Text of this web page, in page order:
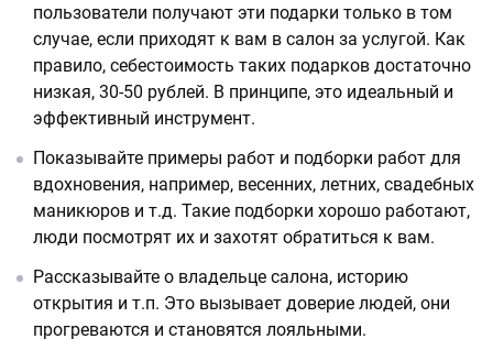
пользователи получают эти подарки только в том
случае, если приходят к вам в салон за услугой. Как
правило, себестоимость таких подарков достаточно
низкая, 30-50 рублей. В принципе, это идеальный и
эффективный инструмент.
Показывайте примеры работ и подборки работ для
вдохновения, например, весенних, летних, свадебных
маникюров и т.д. Такие подборки хорошо работают,
люди посмотрят их и захотят обратиться к вам.
Рассказывайте о владельце салона, историю
открытия и т.п. Это вызывает доверие людей, они
прогреваются и становятся лояльными.